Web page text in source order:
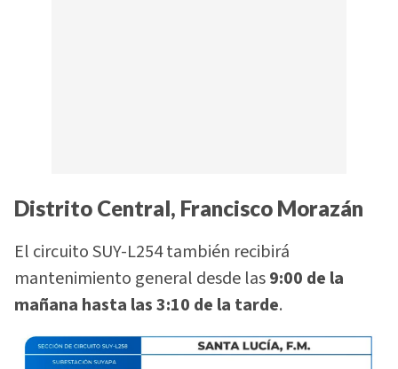
Distrito Central, Francisco Morazán
El circuito SUY-L254 también recibirá
mantenimiento general desde las9:00 de la
mañana hasta las 3:10 de la tarde.